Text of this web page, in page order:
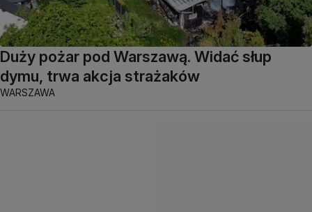
Duży pożar pod Warszawą. Widać słup
dymu, trwa akcja strażaków
WARSZAWA